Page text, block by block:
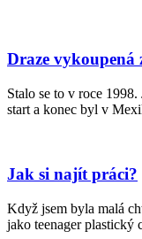
Draze vykoupená
Stalo se to v roce
start a konec byl v
Jak si najít práci?
Když jsem byla malá
jako teenager